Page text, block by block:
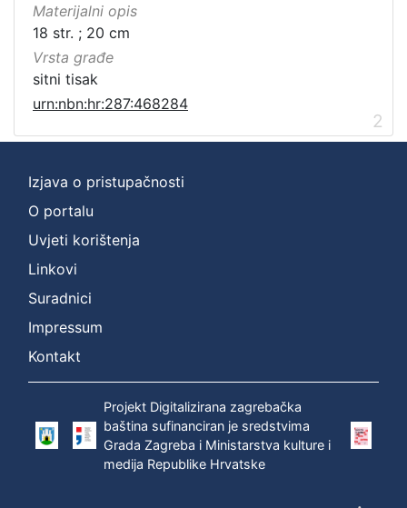
Materijalni opis
18 str. ; 20 cm
Vrsta građe
sitni tisak
urn:nbn:hr:287:468284
2
Izjava o pristupačnosti
O portalu
Uvjeti korištenja
Linkovi
Suradnici
Impressum
Kontakt
Projekt Digitalizirana zagrebačka
baština sufinanciran je sredstvima
Grada Zagreba i Ministarstva kulture i
medija Republike Hrvatske